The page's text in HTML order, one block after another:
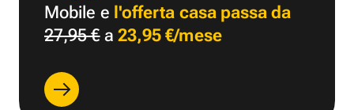
Mobile e l'offerta casa passa da
27,95 €a 23,95 €/mese